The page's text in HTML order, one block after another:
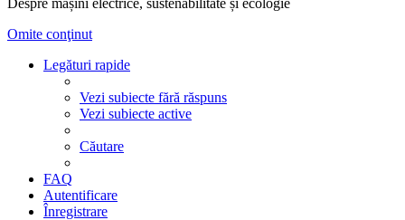
Omite conţinut
Legături rapide
Vezi subiecte fără răspuns
Vezi subiecte active
Căutare
FAQ
Autentificare
Înregistrare